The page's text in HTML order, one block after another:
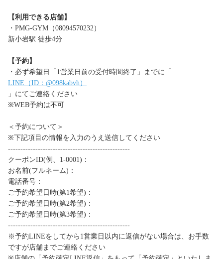
【利用できる店舗】
・PMG-GYM（08094570232）
新小岩駅 徒歩4分
【予約】
・必ず希望日「1営業日前の受付時間終了」までに「
LINE（ID：@098kabvh）
」にてご連絡ください
※WEB予約は不可
＜予約について＞
※下記項目の情報を入力のうえ送信してください
-------------------------------------------------
クーポンID(例、1-0001)：
お名前(フルネーム)：
電話番号：
ご予約希望日時(第1希望)：
ご予約希望日時(第2希望)：
ご予約希望日時(第3希望)：
-------------------------------------------------
※予約LINEをしてから1営業日以内に返信がない場合は、お手数
ですが店舗までご連絡ください